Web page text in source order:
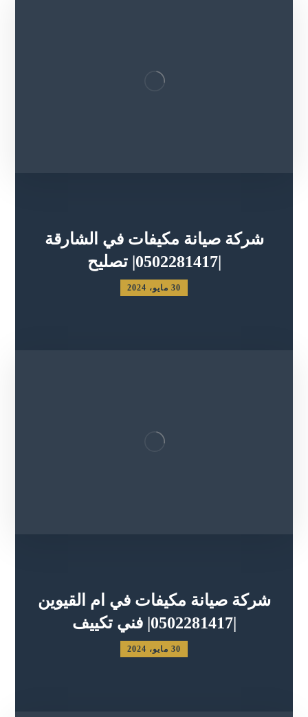
شركة صيانة مكيفات في الشارقة
|0502281417| تصليح
30 مايو، 2024
شركة صيانة مكيفات في ام القيوين
|0502281417| فني تكييف
30 مايو، 2024